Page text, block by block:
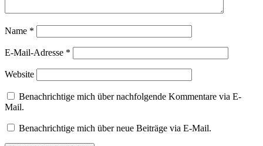
Name *
E-Mail-Adresse *
Website
Benachrichtige mich über nachfolgende Kommentare via E-
Mail.
Benachrichtige mich über neue Beiträge via E-Mail.